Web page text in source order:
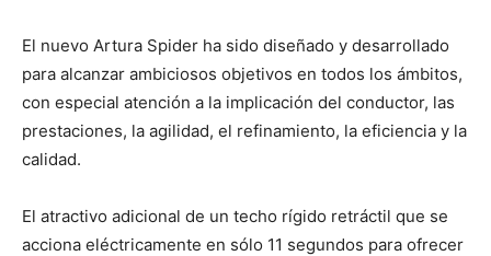
El nuevo Artura Spider ha sido diseñado y desarrollado
para alcanzar ambiciosos objetivos en todos los ámbitos,
con especial atención a la implicación del conductor, las
prestaciones, la agilidad, el refinamiento, la eficiencia y la
calidad.
El atractivo adicional de un techo rígido retráctil que se
acciona eléctricamente en sólo 11 segundos para ofrecer